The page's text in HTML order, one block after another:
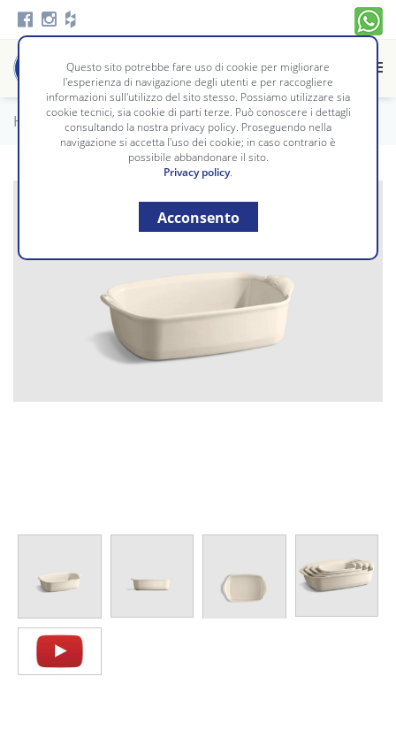
Home / Tavola e Cucina / PRODOTTI DA FORNO
Questo sito potrebbe fare uso di cookie per migliorare
l'esperienza di navigazione degli utenti e per raccogliere
informazioni sull'utilizzo del sito stesso. Possiamo utilizzare sia
cookie tecnici, sia cookie di parti terze. Può conoscere i dettagli
consultando la nostra privacy policy. Proseguendo nella
navigazione si accetta l'uso dei cookie; in caso contrario è
possibile abbandonare il sito.
Privacy policy.
Acconsento